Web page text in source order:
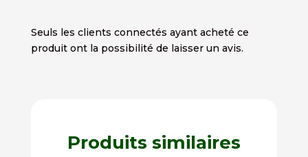
Seuls les clients connectés ayant acheté ce
produit ont la possibilité de laisser un avis.
Produits similaires